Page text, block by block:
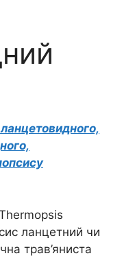
ланцетний чи
трав’яниста